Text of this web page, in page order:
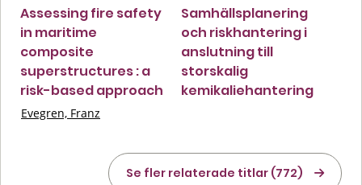
Assessing fire safety
in maritime
composite
superstructures : a
risk-based approach
Evegren, Franz
Samhällsplanering
och riskhantering i
anslutning till
storskalig
kemikaliehantering
Se fler relaterade titlar (772)